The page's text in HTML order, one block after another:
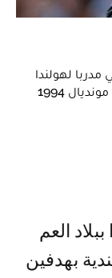
لهولندا
بعدما واجههم قائد للطواحين الهولندية خلال مونديال 1994
بهدفين